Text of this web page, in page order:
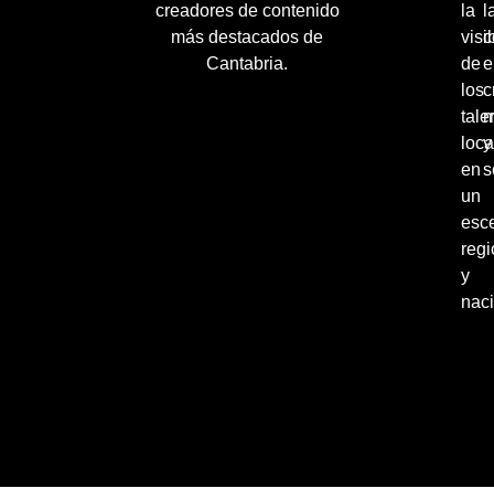
creadores de contenido
más destacados de
Cantabria.
la
de
los
en
un
y
y